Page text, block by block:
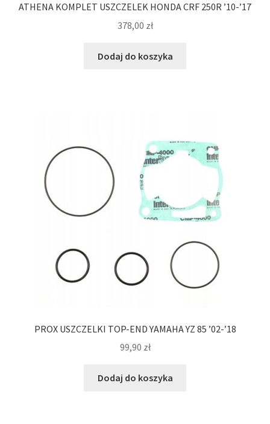
ATHENA KOMPLET USZCZELEK HONDA CRF 250R ’10-’17
378,00 zł
Dodaj do koszyka
PROX USZCZELKI TOP-END YAMAHA YZ 85 ’02-’18
99,90 zł
Dodaj do koszyka